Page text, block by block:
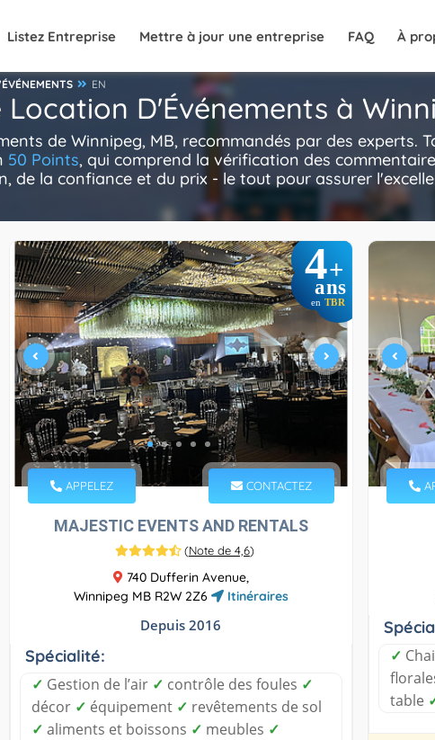
Listez Entreprise Mettre à jour une entreprise FAQ À
EN
D'Événements à
de Winnipeg, MB, recommandés par des experts.
50 Points, qui comprend la vérification des
de la confiance et du prix - le tout pour assurer
4+
ans
en TBR
APPELEZ CONTACTEZ
MAJESTIC EVENTS AND RENTALS
(Note de 4,6)
740 Dufferin Avenue,
Winnipeg MB R2W 2Z6
Itinéraires
Depuis 2016
Spécialité:
✓ Gestion de l’air ✓ contrôle des foules ✓
décor ✓ équipement ✓ revêtements de sol
✓ aliments et boissons ✓ meubles ✓
✓
table